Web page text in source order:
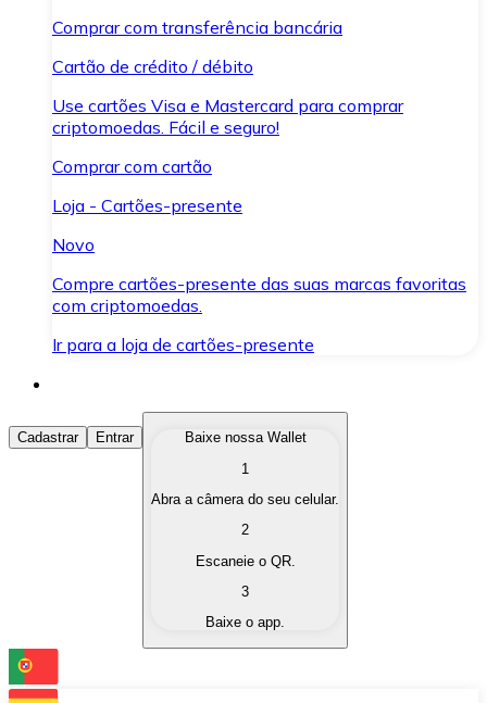
Comprar com transferência bancária
Cartão de crédito / débito
Use cartões Visa e Mastercard para comprar
criptomoedas. Fácil e seguro!
Comprar com cartão
Loja - Cartões-presente
Novo
Compre cartões-presente das suas marcas favoritas
com criptomoedas.
Ir para a loja de cartões-presente
Comprar Criptomoedas
Compre as criptomoedas de seu interesse de forma
Converta suas criptomoedas em moeda fiduciária
Troque uma criptomoeda por outra
Cadastrar Entrar
Baixe nossa Wallet
1
Abra a câmera do seu celular.
2
Escaneie o QR.
3
Baixe o app.